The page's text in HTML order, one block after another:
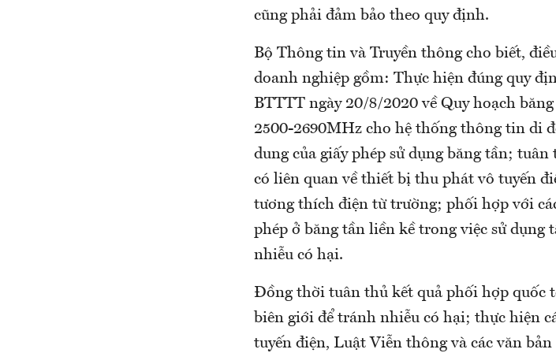
cũng phải đảm bảo theo quy định.
Bộ Thông tin và Truyền thông cho biết,
doanh nghiệp gồm: Thực hiện đúng quy
BTTTT ngày 20/8/2020 về Quy hoạch
2500-2690MHz cho hệ thống thông tin di
dung của giấy phép sử dụng băng tần;
có liên quan về thiết bị thu phát vô tuyến
tương thích điện từ trường; phối hợp với
phép ở băng tần liền kề trong việc sử dụng
nhiễu có hại.
Đồng thời tuân thủ kết quả phối hợp quốc
biên giới để tránh nhiễu có hại; thực hiện
tuyến điện, Luật Viễn thông và các văn